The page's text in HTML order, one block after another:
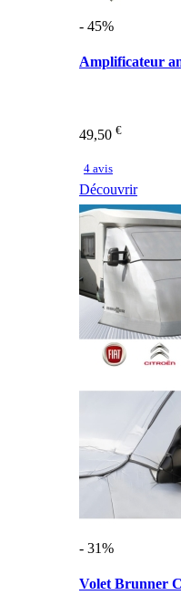
- 45%
Amplificateur
49,50 €
4 avis
Découvrir
- 31%
Volet Brunner